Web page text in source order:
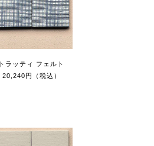
トラッティ フェルト
20,240円（税込）